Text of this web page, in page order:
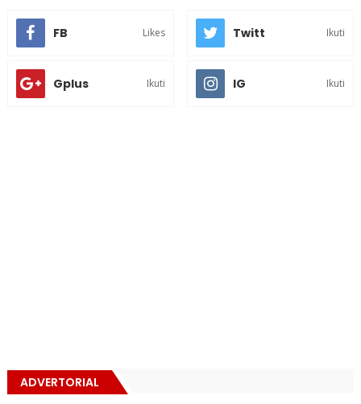
FB Likes Twitt Ikuti
Gplus Ikuti IG Ikuti
ADVERTORIAL